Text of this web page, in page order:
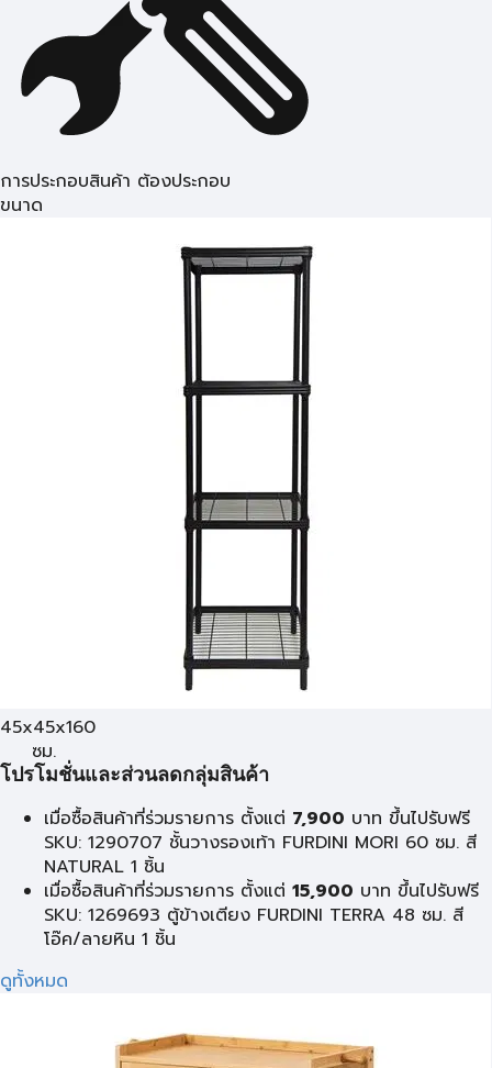
การประกอบสินค้า ต้องประกอบ
ขนาด
45x45x160
ซม.
โปรโมชั่นและส่วนลดกลุ่มสินค้า
เมื่อซื้อสินค้าที่ร่วมรายการ ตั้งแต่ 7,900 บาท ขึ้นไปรับฟรี
SKU: 1290707 ชั้นวางรองเท้า FURDINI MORI 60 ซม. สี
NATURAL 1 ชิ้น
เมื่อซื้อสินค้าที่ร่วมรายการ ตั้งแต่ 15,900 บาท ขึ้นไปรับฟรี
SKU: 1269693 ตู้ข้างเตียง FURDINI TERRA 48 ซม. สี
โอ๊ค/ลายหิน 1 ชิ้น
ดูทั้งหมด